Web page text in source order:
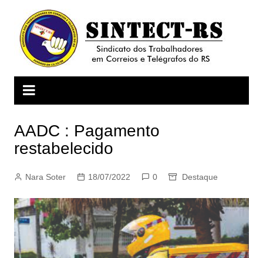
conteúdo
AADC : Pagamento
restabelecido
Nara Soter 18/07/2022 0 Destaque